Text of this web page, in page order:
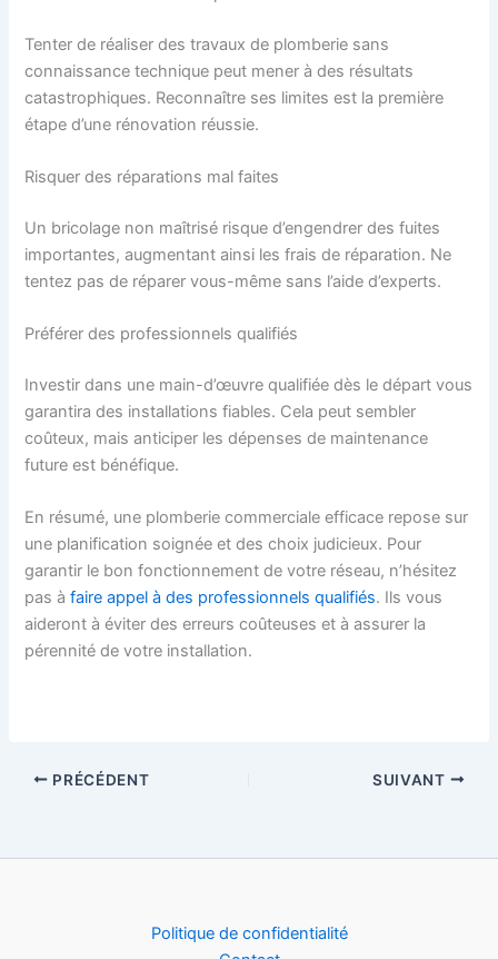
Tenter de réaliser des travaux de plomberie sans
connaissance technique peut mener à des résultats
catastrophiques. Reconnaître ses limites est la première
étape d’une rénovation réussie.
Risquer des réparations mal faites
Un bricolage non maîtrisé risque d’engendrer des fuites
importantes, augmentant ainsi les frais de réparation. Ne
tentez pas de réparer vous-même sans l’aide d’experts.
Préférer des professionnels qualifiés
Investir dans une main-d’œuvre qualifiée dès le départ vous
garantira des installations fiables. Cela peut sembler
coûteux, mais anticiper les dépenses de maintenance
future est bénéfique.
En résumé, une plomberie commerciale efficace repose sur
une planification soignée et des choix judicieux. Pour
garantir le bon fonctionnement de votre réseau, n’hésitez
pas àfaire appel à des professionnels qualifiés. Ils vous
aideront à éviter des erreurs coûteuses et à assurer la
pérennité de votre installation.
PRÉCÉDENT SUIVANT
Politique de confidentialité